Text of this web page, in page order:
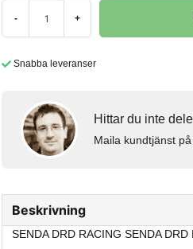
- +
Snabba leveranser
Hittar du inte
Maila kundtjänst på
Beskrivning
SENDA DRD RACING SENDA